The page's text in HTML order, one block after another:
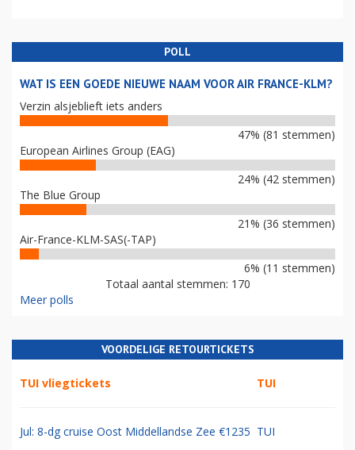
POLL
WAT IS EEN GOEDE NIEUWE NAAM VOOR AIR FRANCE-KLM?
Verzin alsjeblieft iets anders
47% (81 stemmen)
European Airlines Group (EAG)
24% (42 stemmen)
The Blue Group
21% (36 stemmen)
Air-France-KLM-SAS(-TAP)
6% (11 stemmen)
Totaal aantal stemmen: 170
Meer polls
VOORDELIGE RETOURTICKETS
TUI vliegtickets TUI
Jul: 8-dg cruise Oost Middellandse Zee €1235 TUI